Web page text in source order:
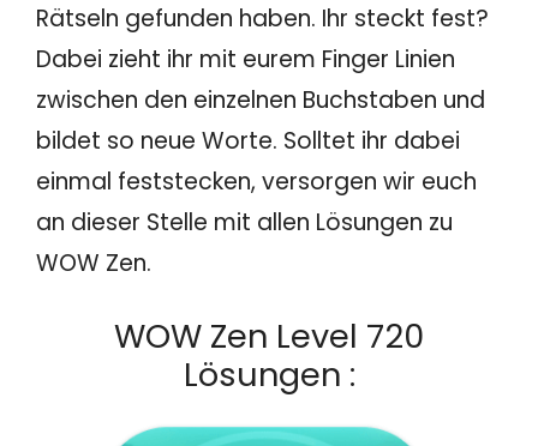
Rätseln gefunden haben. Ihr steckt fest?
Dabei zieht ihr mit eurem Finger Linien
zwischen den einzelnen Buchstaben und
bildet so neue Worte. Solltet ihr dabei
einmal feststecken, versorgen wir euch
an dieser Stelle mit allen Lösungen zu
WOW Zen.
WOW Zen Level 720
Lösungen :